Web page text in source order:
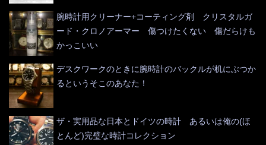
腕時計用クリーナー+コーティング剤 クリスタルガ
ード・クロノアーマー 傷つけたくない 傷だらけも
かっこいい
デスクワークのときに腕時計のバックルが机にぶつか
るというそこのあなた！
ザ・実用品な日本とドイツの時計 あるいは俺の(ほ
とんど)完璧な時計コレクション